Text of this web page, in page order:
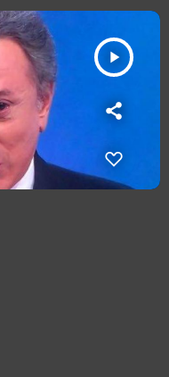
play_arrow